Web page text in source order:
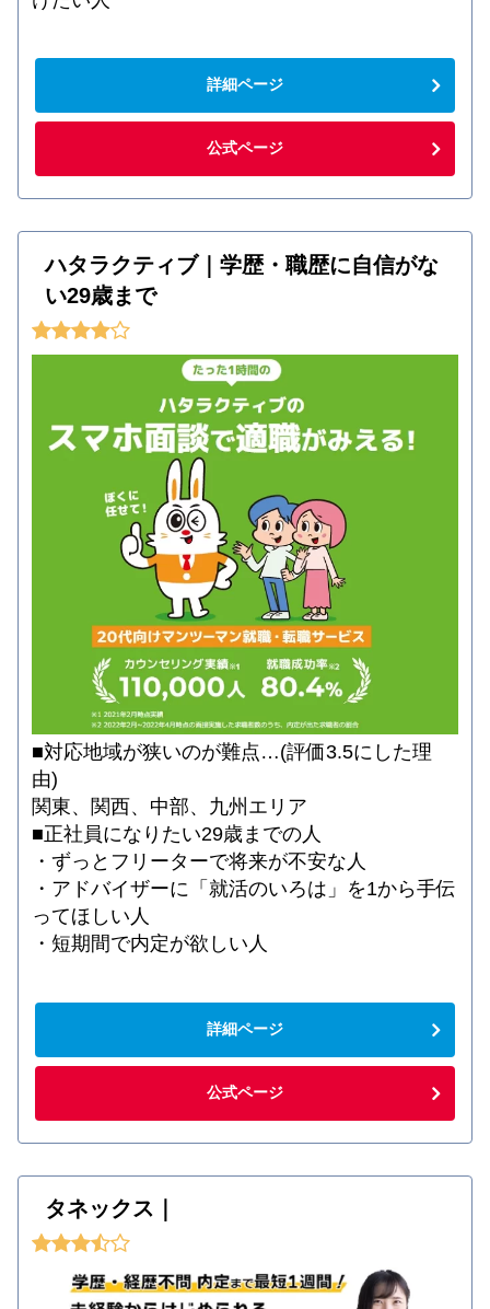
詳細ページ
公式ページ
ハタラクティブ｜学歴・職歴に自信がな
い29歳まで
■対応地域が狭いのが難点…(評価3.5にした理
由)
関東、関西、中部、九州エリア
■正社員になりたい29歳までの人
・ずっとフリーターで将来が不安な人
・アドバイザーに「就活のいろは」を1から手伝
ってほしい人
・短期間で内定が欲しい人
詳細ページ
公式ページ
タネックス｜